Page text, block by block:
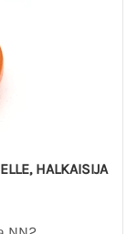
HALKAISIJA